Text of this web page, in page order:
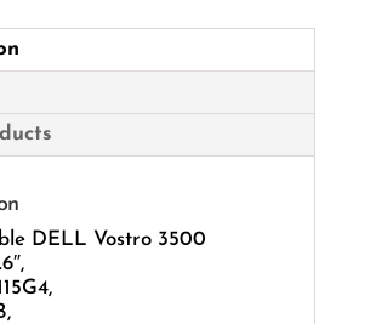
DELL Vostro 3500